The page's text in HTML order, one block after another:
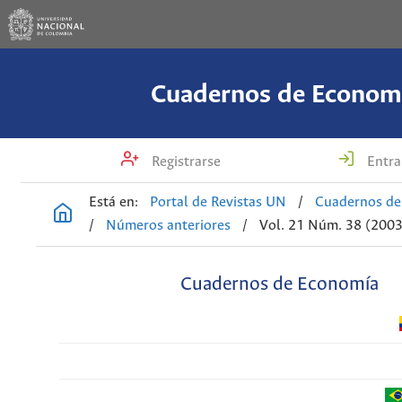
Cuadernos de
Registrarse
Está en: Portal de Revistas UN /
Cuadernos
/
Números anteriores / Vol. 21 Núm. 38
Cuadernos de Economía